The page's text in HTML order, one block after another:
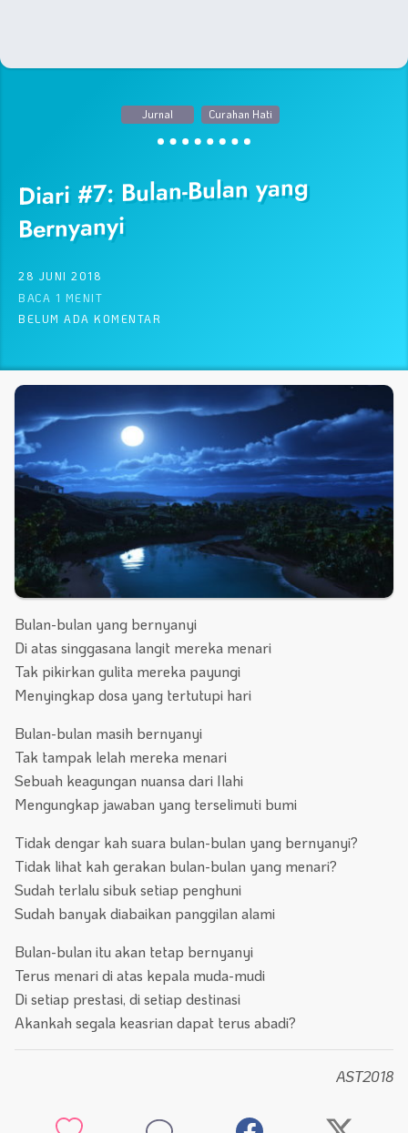
Jurnal Curahan Hati
Diari #7: Bulan-Bulan yang
Bernyanyi
28 JUNI 2018
BACA 1 MENIT
BELUM ADA KOMENTAR
Bulan-bulan yang bernyanyi
Di atas singgasana langit mereka menari
Tak pikirkan gulita mereka payungi
Menyingkap dosa yang tertutupi hari
Bulan-bulan masih bernyanyi
Tak tampak lelah mereka menari
Sebuah keagungan nuansa dari Ilahi
Mengungkap jawaban yang terselimuti bumi
Tidak dengar kah suara bulan-bulan yang bernyanyi?
Tidak lihat kah gerakan bulan-bulan yang menari?
Sudah terlalu sibuk setiap penghuni
Sudah banyak diabaikan panggilan alami
Bulan-bulan itu akan tetap bernyanyi
Terus menari di atas kepala muda-mudi
Di setiap prestasi, di setiap destinasi
Akankah segala keasrian dapat terus abadi?
AST2018